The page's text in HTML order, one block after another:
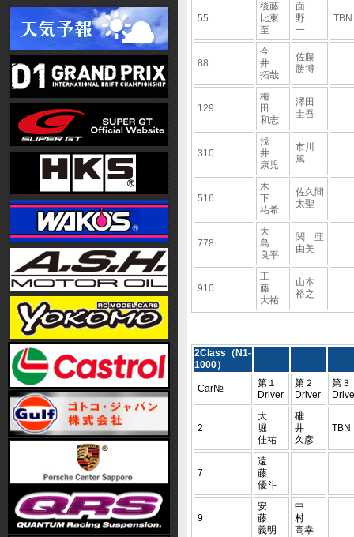
55
後藤
比東
至
面
野
一
TBN
88
今
井
拓哉
佐藤
勝博
129
梅
田
和志
澤田
圭吾
310
浅
井
康児
市川
篤
516
木
下
祐希
佐久間
太聖
778
大
島
良平
関 亜
由美
910
工
藤
大祐
山本
裕之
2Class（N1-
1000）
Car№
第１
Driver
第２
Driver
第３
2
大
堀
佳祐
碓
井
久彦
TBN
7
遠
藤
優斗
9
安
藤
義明
中
村
高幸